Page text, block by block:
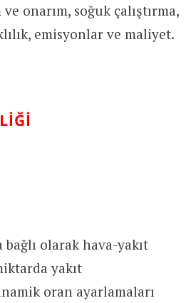
onarım, soğuk çalıştırma,
emisyonlar ve maliyet.
olarak hava-yakıt
yakıt
oran ayarlamaları